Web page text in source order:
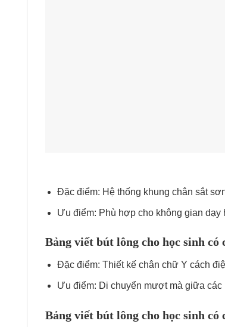
Đặc điểm: Hệ thống khung chân sắt
Ưu điểm: Phù hợp cho không gian
Bảng viết bút lông cho học sinh có
Đặc điểm: Thiết kế chân chữ Y cách
Ưu điểm: Di chuyển mượt mà giữa các
Bảng viết bút lông cho học sinh có